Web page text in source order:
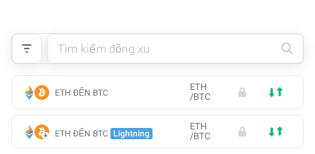
ETH ĐẾN BTC
ETH
/BTC
ETH ĐẾN BTC Lightning
ETH
/BTC